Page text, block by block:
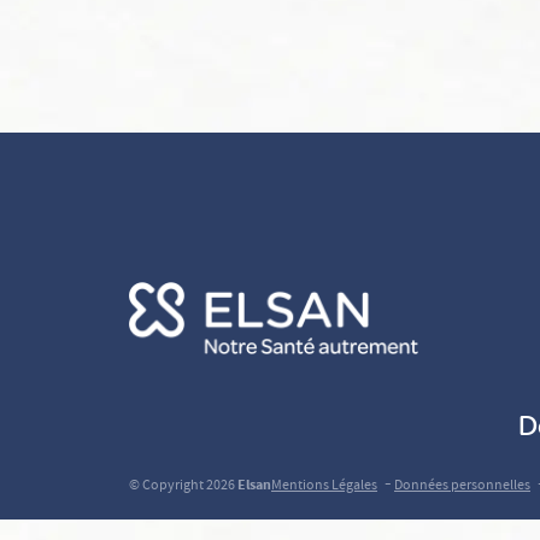
© Copyright 2026ElsanMentions Légales -Données personnelles